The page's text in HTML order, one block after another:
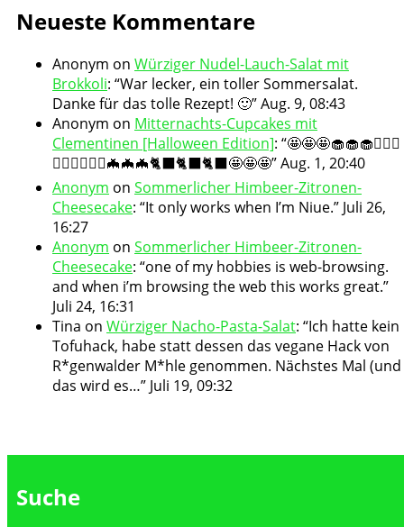
Neueste Kommentare
Anonym on Würziger Nudel-Lauch-Salat mit
Brokkoli: “War lecker, ein toller Sommersalat.
Danke für das tolle Rezept! 🙂”Aug. 9, 08:43
Anonym on Mitternachts-Cupcakes mit
Clementinen [Halloween Edition]: “🤩🤩🤩🧁🧁🧁🧛🏻‍♀️
🧛🏻‍♀️🧛🏻‍♀️🦇🦇🦇🐈‍⬛🐈‍⬛🐈‍⬛🤩🤩🤩”Aug. 1, 20:40
Anonym on Sommerlicher Himbeer-Zitronen-
Cheesecake: “It only works when I’m Niue.” Juli 26,
16:27
Anonym on Sommerlicher Himbeer-Zitronen-
Cheesecake: “one of my hobbies is web-browsing.
and when i’m browsing the web this works great.”
Juli 24, 16:31
Tina on Würziger Nacho-Pasta-Salat: “Ich hatte kein
Tofuhack, habe statt dessen das vegane Hack von
R*genwalder M*hle genommen. Nächstes Mal (und
das wird es…” Juli 19, 09:32
Suche